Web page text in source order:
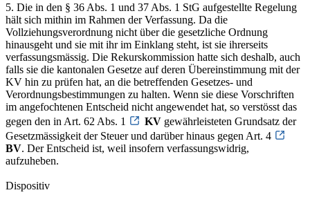
5. Die in den § 36 Abs. 1 und 37 Abs. 1 StG aufgestellte Regelung
hält sich mithin im Rahmen der Verfassung. Da die
Vollziehungsverordnung nicht über die gesetzliche Ordnung
hinausgeht und sie mit ihr im Einklang steht, ist sie ihrerseits
verfassungsmässig. Die Rekurskommission hatte sich deshalb, auch
falls sie die kantonalen Gesetze auf deren Übereinstimmung mit der
KV hin zu prüfen hat, an die betreffenden Gesetzes- und
Verordnungsbestimmungen zu halten. Wenn sie diese Vorschriften
im angefochtenen Entscheid nicht angewendet hat, so verstösst das
gegen den in Art. 62 Abs. 1
KV gewährleisteten Grundsatz der
Gesetzmässigkeit der Steuer und darüber hinaus gegen Art. 4
BV. Der Entscheid ist, weil insofern verfassungswidrig,
aufzuheben.
Dispositiv